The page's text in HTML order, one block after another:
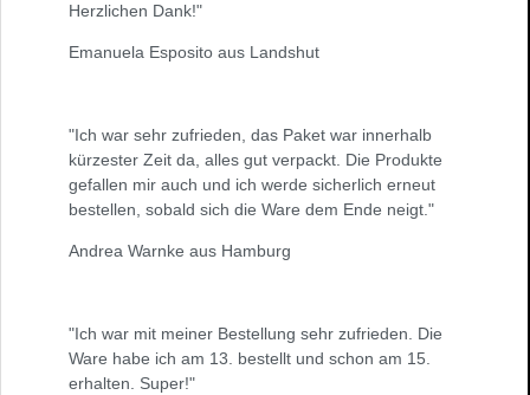
Herzlichen Dank!"
Emanuela Esposito aus Landshut
"Ich war sehr zufrieden, das Paket war innerhalb
kürzester Zeit da, alles gut verpackt. Die Produkte
gefallen mir auch und ich werde sicherlich erneut
bestellen, sobald sich die Ware dem Ende neigt."
Andrea Warnke aus Hamburg
"Ich war mit meiner Bestellung sehr zufrieden. Die
Ware habe ich am 13. bestellt und schon am 15.
erhalten. Super!"